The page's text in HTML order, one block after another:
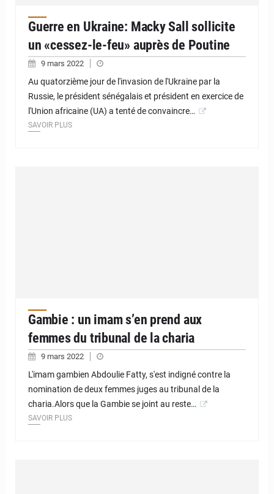
Guerre en Ukraine: Macky Sall sollicite
un «cessez-le-feu» auprès de Poutine
9 mars 2022
Au quatorzième jour de l'invasion de l'Ukraine par la
Russie, le président sénégalais et président en exercice de
l'Union africaine (UA) a tenté de convaincre…
SAVOIR PLUS
Gambie : un imam s’en prend aux
femmes du tribunal de la charia
9 mars 2022
L'imam gambien Abdoulie Fatty, s'est indigné contre la
nomination de deux femmes juges au tribunal de la
charia.Alors que la Gambie se joint au reste…
SAVOIR PLUS